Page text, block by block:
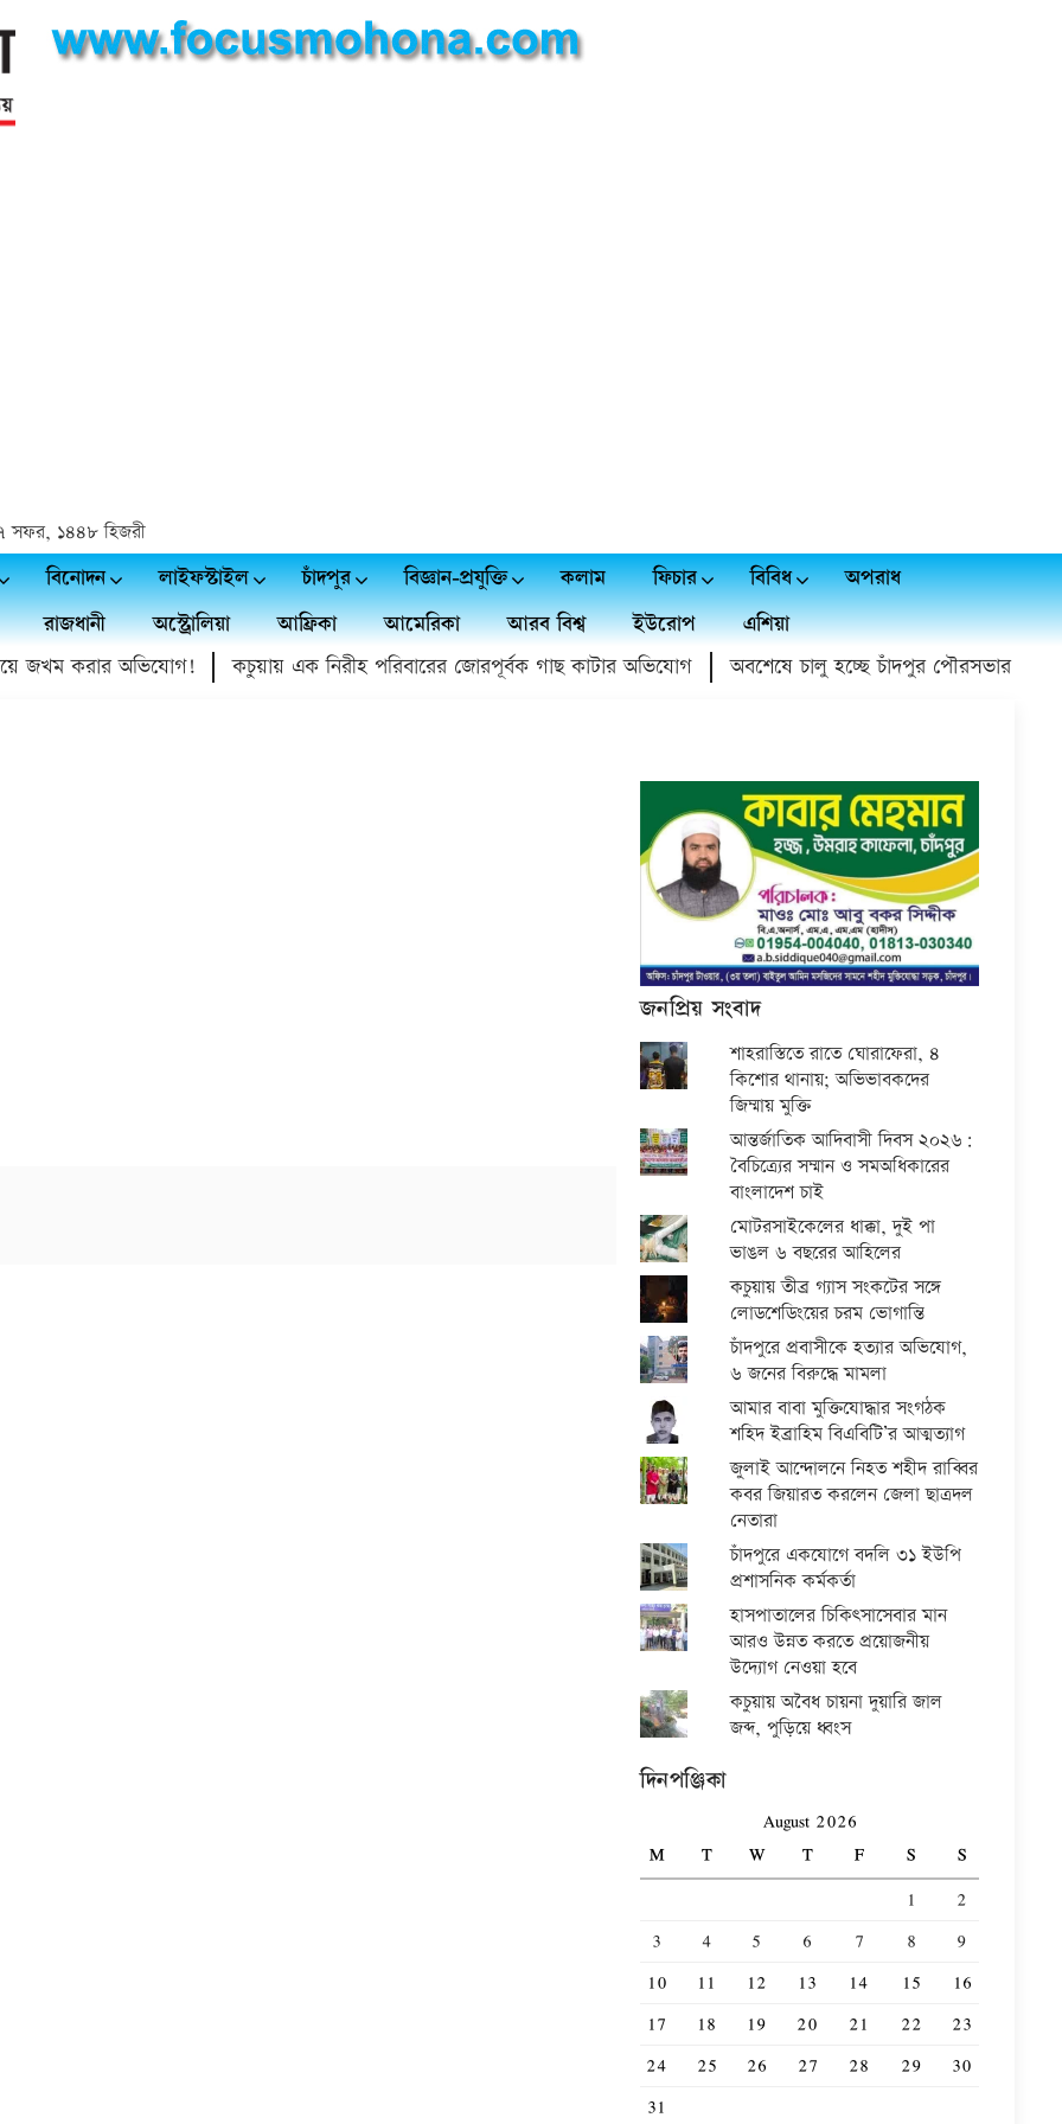
সফর, ১৪৪৮ হিজরী
বিনোদন লাইফস্টাইল চাঁদপুর বিজ্ঞান-প্রযুক্তি কলাম ফিচার বিবিধ
অপরাধ
রাজধানী অস্ট্রোলিয়া আফ্রিকা আমেরিকা আরব বিশ্ব ইউরোপ
এশিয়া
করার অভিযোগ! কচুয়ায় এক নিরীহ পরিবারের জোরপূর্বক গাছ কাটার অভিযোগ অবশেষে চালু হচ্ছে চাঁদপুর পৌরসভার ১০৫
জনপ্রিয় সংবাদ
শাহরাস্তিতে রাতে ঘোরাফেরা, ৪
কিশোর থানায়; অভিভাবকদের
জিম্মায় মুক্তি
আন্তর্জাতিক আদিবাসী দিবস ২০২৬:
বৈচিত্র্যের সম্মান ও সমঅধিকারের
বাংলাদেশ চাই
মোটরসাইকেলের ধাক্কা, দুই পা
ভাঙল ৬ বছরের আহিলের
কচুয়ায় তীব্র গ্যাস সংকটের সঙ্গে
লোডশেডিংয়ের চরম ভোগান্তি
চাঁদপুরে প্রবাসীকে হত্যার অভিযোগ,
৬ জনের বিরুদ্ধে মামলা
আমার বাবা মুক্তিযোদ্ধার সংগঠক
শহিদ ইব্রাহিম বিএবিটি’র আত্মত্যাগ
জুলাই আন্দোলনে নিহত শহীদ রাব্বির
কবর জিয়ারত করলেন জেলা ছাত্রদল
নেতারা
চাঁদপুরে একযোগে বদলি ৩১ ইউপি
প্রশাসনিক কর্মকর্তা
হাসপাতালের চিকিৎসাসেবার মান
আরও উন্নত করতে প্রয়োজনীয়
উদ্যোগ নেওয়া হবে
কচুয়ায় অবৈধ চায়না দুয়ারি জাল
জব্দ, পুড়িয়ে ধ্বংস
দিনপঞ্জিকা
August 2026
M
T W T F S
S
1
2
3
4 5 6 7 8
9
10
11 12 13 14 15
16
17
18 19 20 21 22
23
24
25 26 27 28 29
30
31